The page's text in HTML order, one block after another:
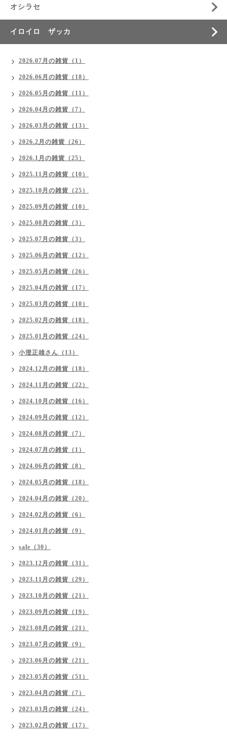
オシラセ
イロイロ ザッカ
2026.07月の雑貨（1）
2026.06月の雑貨（18）
2026.05月の雑貨（11）
2026.04月の雑貨（7）
2026.03月の雑貨（13）
2026.2月の雑貨（26）
2026.1月の雑貨（25）
2025.11月の雑貨（10）
2025.10月の雑貨（25）
2025.09月の雑貨（10）
2025.08月の雑貨（3）
2025.07月の雑貨（3）
2025.06月の雑貨（12）
2025.05月の雑貨（26）
2025.04月の雑貨（17）
2025.03月の雑貨（10）
2025.02月の雑貨（18）
2025.01月の雑貨（24）
小澄正雄さん（13）
2024.12月の雑貨（18）
2024.11月の雑貨（22）
2024.10月の雑貨（16）
2024.09月の雑貨（12）
2024.08月の雑貨（7）
2024.07月の雑貨（1）
2024.06月の雑貨（8）
2024.05月の雑貨（18）
2024.04月の雑貨（20）
2024.02月の雑貨（6）
2024.01月の雑貨（9）
sale（30）
2023.12月の雑貨（31）
2023.11月の雑貨（29）
2023.10月の雑貨（21）
2023.09月の雑貨（19）
2023.08月の雑貨（21）
2023.07月の雑貨（9）
2023.06月の雑貨（21）
2023.05月の雑貨（51）
2023.04月の雑貨（7）
2023.03月の雑貨（24）
2023.02月の雑貨（17）